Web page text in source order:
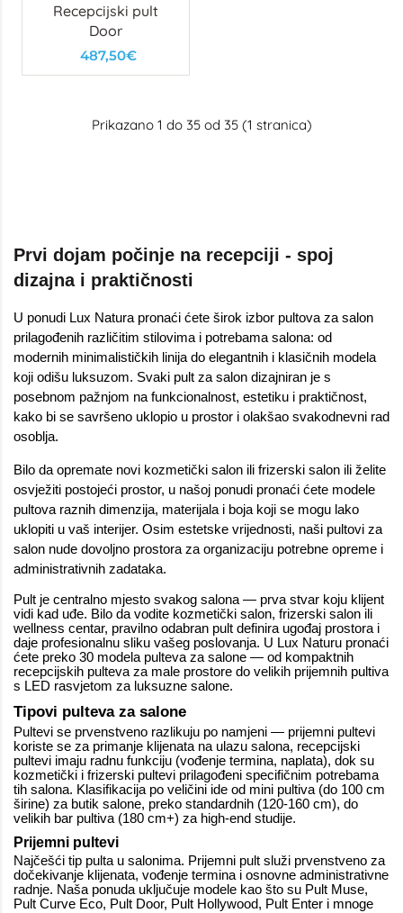
Recepcijski pult
Door
487,50€
Prikazano 1 do 35 od 35 (1 stranica)
Prvi dojam počinje na recepciji - spoj
dizajna i praktičnosti
U ponudi Lux Natura pronaći ćete širok izbor pultova za salon
prilagođenih različitim stilovima i potrebama salona: od
modernih minimalističkih linija do elegantnih i klasičnih modela
koji odišu luksuzom. Svaki pult za salon dizajniran je s
posebnom pažnjom na funkcionalnost, estetiku i praktičnost,
kako bi se savršeno uklopio u prostor i olakšao svakodnevni rad
osoblja.
Bilo da opremate novi kozmetički salon ili frizerski salon ili želite
osvježiti postojeći prostor, u našoj ponudi pronaći ćete modele
pultova raznih dimenzija, materijala i boja koji se mogu lako
uklopiti u vaš interijer. Osim estetske vrijednosti, naši pultovi za
salon nude dovoljno prostora za organizaciju potrebne opreme i
administrativnih zadataka.
Pult je centralno mjesto svakog salona — prva stvar koju klijent
vidi kad uđe. Bilo da vodite kozmetički salon, frizerski salon ili
wellness centar, pravilno odabran pult definira ugođaj prostora i
daje profesionalnu sliku vašeg poslovanja. U Lux Naturu pronaći
ćete preko 30 modela pulteva za salone — od kompaktnih
recepcijskih pulteva za male prostore do velikih prijemnih pultiva
s LED rasvjetom za luksuzne salone.
Tipovi pulteva za salone
Pultevi se prvenstveno razlikuju po namjeni — prijemni pultevi
koriste se za primanje klijenata na ulazu salona, recepcijski
pultevi imaju radnu funkciju (vođenje termina, naplata), dok su
kozmetički i frizerski pultevi prilagođeni specifičnim potrebama
tih salona. Klasifikacija po veličini ide od mini pultiva (do 100 cm
širine) za butik salone, preko standardnih (120-160 cm), do
velikih bar pultiva (180 cm+) za high-end studije.
Prijemni pultevi
Najčešći tip pulta u salonima. Prijemni pult služi prvenstveno za
dočekivanje klijenata, vođenje termina i osnovne administrativne
radnje. Naša ponuda uključuje modele kao što su Pult Muse,
Pult Curve Eco, Pult Door, Pult Hollywood, Pult Enter i mnoge